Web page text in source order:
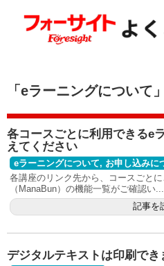
「 eラーニングについて 」
各コースごとに利用できるe
えてください
eラーニングについて, お申し込みに
各講座のリンク先から、コースごと
（ManaBun）の機能一覧がご確認い...
記事を
デジタルテキストは印刷でき